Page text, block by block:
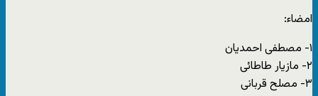
امضاء:
۱- مصطفی احمدیان
۲- مازیار طاطائی
۳- مصلح قربانی